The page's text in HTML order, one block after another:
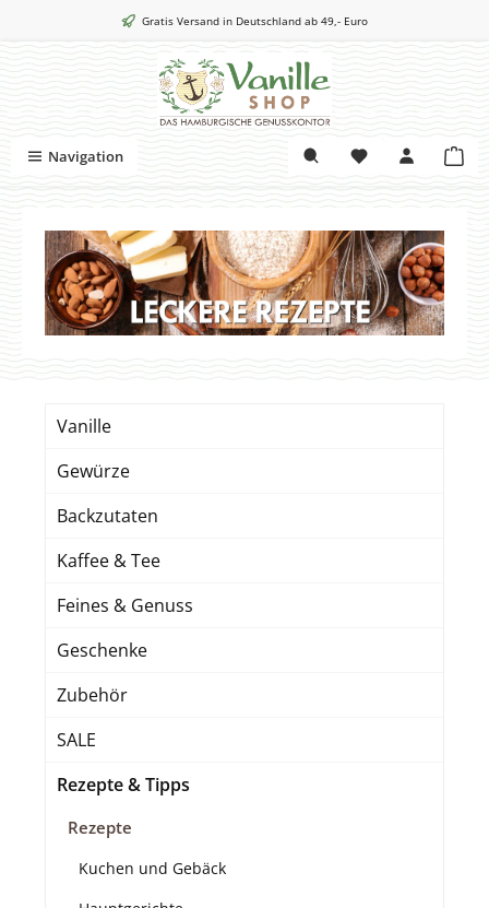
Zum Hauptinhalt springenGratis Versand in Deutschland ab 49,- Euro
Navigation
Vanille
Gewürze
Backzutaten
Kaffee & Tee
Feines & Genuss
Geschenke
Zubehör
SALE
Rezepte & Tipps
Rezepte
Kuchen und Gebäck